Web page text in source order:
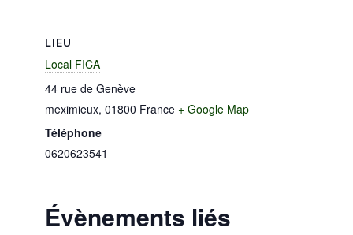
LIEU
Local FICA
44 rue de Genève
meximieux, 01800 France + Google Map
Téléphone
0620623541
Évènements liés